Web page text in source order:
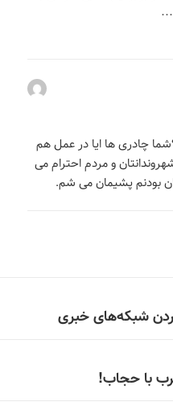
چادری ها ایا در عمل هم
و مردم احترام می
بودنم پشیمان می شم.
شبکه‌های خبری
با حجاب!